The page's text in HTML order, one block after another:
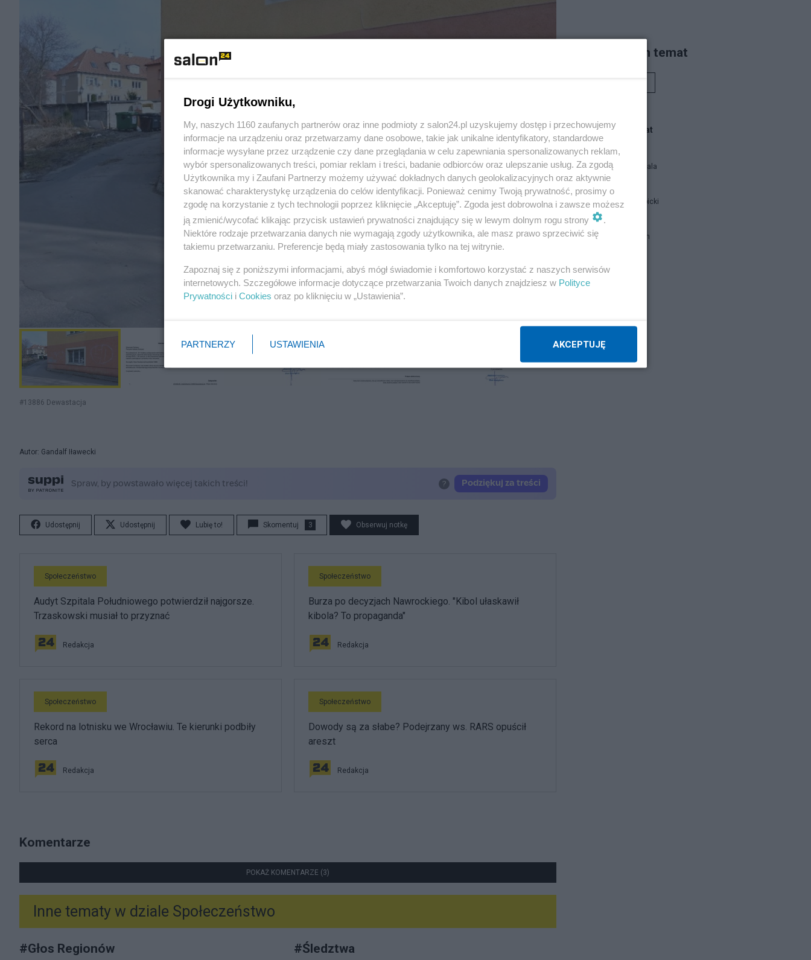
#13886 Dewastacja
Autor: Gandalf Iławecki
Udostępnij Udostępnij Lubię to! Skomentuj 3 Obserwuj notkę
Społeczeństwo
Audyt Szpitala Południowego potwierdził najgorsze.
Trzaskowski musiał to przyznać
Redakcja
Społeczeństwo
Burza po decyzjach Nawrockiego. "Kibol ułaskawił
kibola? To propaganda"
Redakcja
Społeczeństwo
Rekord na lotnisku we Wrocławiu. Te kierunki podbiły
serca
Redakcja
Społeczeństwo
Dowody są za słabe? Podejrzany ws. RARS opuścił
areszt
Redakcja
Komentarze
POKAŻ KOMENTARZE (3)
Inne tematy w dziale Społeczeństwo
#Głos Regionów #Śledztwa
Piszą na ten temat
Blogi na ten temat
Siukum Balala
Jan Filip Libicki
brat Damian
Drogi Użytkowniku,
My, naszych 1160 zaufanych partnerów oraz inne podmioty z salon24.pl uzyskujemy dostęp i przechowujemy
informacje na urządzeniu oraz przetwarzamy dane osobowe, takie jak unikalne identyfikatory, standardowe
informacje wysyłane przez urządzenie czy dane przeglądania w celu zapewniania spersonalizowanych reklam,
wybór spersonalizowanych treści, pomiar reklam i treści, badanie odbiorców oraz ulepszanie usług. Za zgodą
Użytkownika my i Zaufani Partnerzy możemy używać dokładnych danych geolokalizacyjnych oraz aktywnie
skanować charakterystykę urządzenia do celów identyfikacji. Ponieważ cenimy Twoją prywatność, prosimy o
zgodę na korzystanie z tych technologii poprzez kliknięcie „Akceptuję”. Zgoda jest dobrowolna i zawsze możesz
ją zmienić/wycofać klikając przycisk ustawień prywatności znajdujący się w lewym dolnym rogu strony
.
Niektóre rodzaje przetwarzania danych nie wymagają zgody użytkownika, ale masz prawo sprzeciwić się
takiemu przetwarzaniu. Preferencje będą miały zastosowania tylko na tej witrynie.
Zapoznaj się z poniższymi informacjami, abyś mógł świadomie i komfortowo korzystać z naszych serwisów
internetowych. Szczegółowe informacje dotyczące przetwarzania Twoich danych znajdziesz w Polityce
Prywatności i Cookies oraz po kliknięciu w „Ustawienia”.
PARTNERZY USTAWIENIA AKCEPTUJĘ